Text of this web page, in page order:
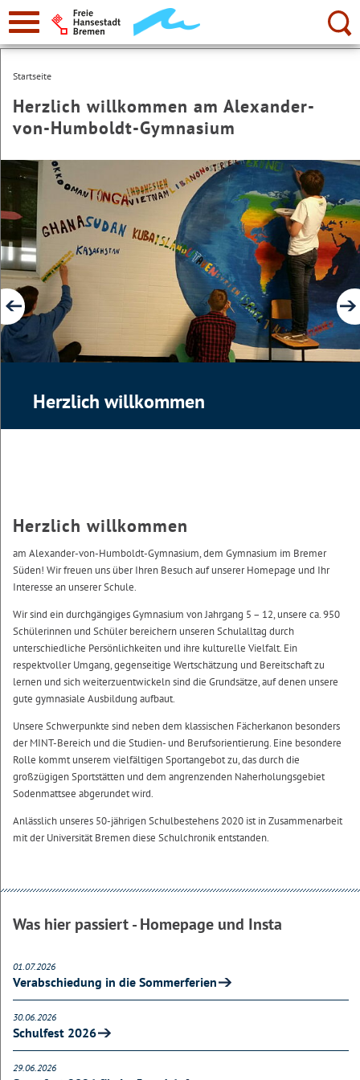
zur
Navigation
Suche:
Startseite
Herzlich willkommen am Alexander-
von-Humboldt-Gymnasium
Herzlich willkommen
Herzlich willkommen
am Alexander-von-Humboldt-Gymnasium, dem Gymnasium im Bremer
Süden! Wir freuen uns über Ihren Besuch auf unserer Homepage und Ihr
Interesse an unserer Schule.
Wir sind ein durchgängiges Gymnasium von Jahrgang 5 – 12, unsere ca. 950
Schülerinnen und Schüler bereichern unseren Schulalltag durch
unterschiedliche Persönlichkeiten und ihre kulturelle Vielfalt. Ein
respektvoller Umgang, gegenseitige Wertschätzung und Bereitschaft zu
lernen und sich weiterzuentwickeln sind die Grundsätze, auf denen unsere
gute gymnasiale Ausbildung aufbaut.
Unsere Schwerpunkte sind neben dem klassischen Fächerkanon besonders
der MINT-Bereich und die Studien- und Berufsorientierung. Eine besondere
Rolle kommt unserem vielfältigen Sportangebot zu, das durch die
großzügigen Sportstätten und dem angrenzenden Naherholungsgebiet
Sodenmattsee abgerundet wird.
Anlässlich unseres 50-jährigen Schulbestehens 2020 ist in Zusammenarbeit
mit der Universität Bremen diese Schulchronik entstanden.
Was hier passiert - Homepage und Insta
01.07.2026
Verabschiedung in die Sommerferien
30.06.2026
Schulfest 2026
29.06.2026